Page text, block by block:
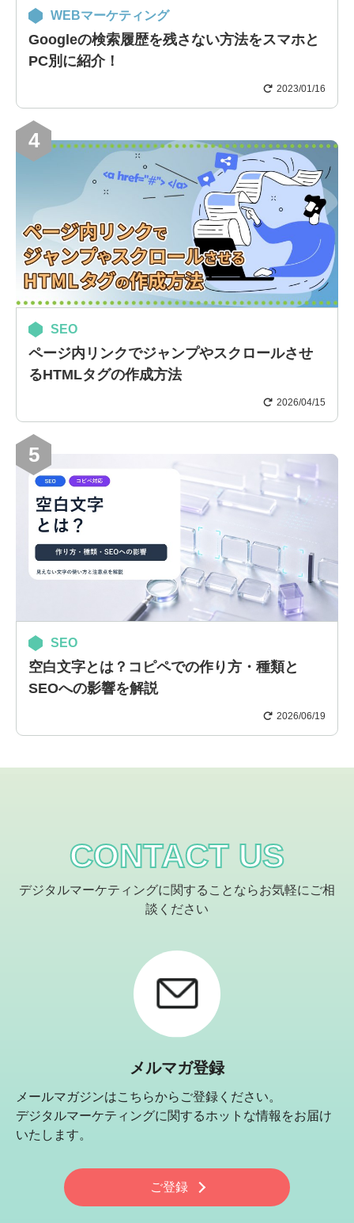
WEBマーケティング
Googleの検索履歴を残さない方法をスマホと
PC別に紹介！
2023/01/16
4
SEO
ページ内リンクでジャンプやスクロールさせ
るHTMLタグの作成方法
2026/04/15
5
SEO
空白文字とは？コピペでの作り方・種類と
SEOへの影響を解説
2026/06/19
CONTACT US
デジタルマーケティングに関することならお気軽にご相
談ください
メルマガ登録
メールマガジンはこちらからご登録ください。
デジタルマーケティングに関するホットな情報をお届け
いたします。
ご登録